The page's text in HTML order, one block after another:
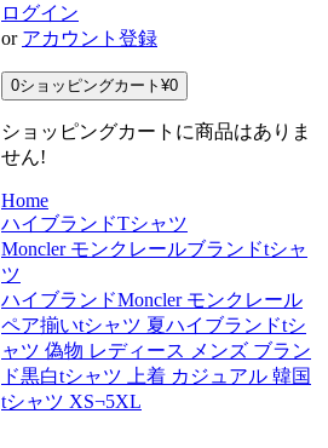
ログイン
or アカウント登録
0ショッピングカート ¥0
ショッピングカートに商品はありま
せん!
Home
ハイブランドTシャツ
Moncler モンクレールブランドtシャ
ツ
ハイブランドMoncler モンクレール
ペア揃いtシャツ 夏ハイブランドtシ
ャツ 偽物 レディース メンズ ブラン
ド黒白tシャツ 上着 カジュアル 韓国
tシャツ XS¬5XL